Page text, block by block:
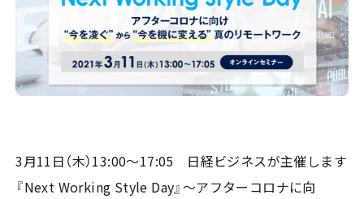
3月11日（木）13:00～17:05 日経ビジネスが主催します
『Next Working Style Day』～アフターコロナに向